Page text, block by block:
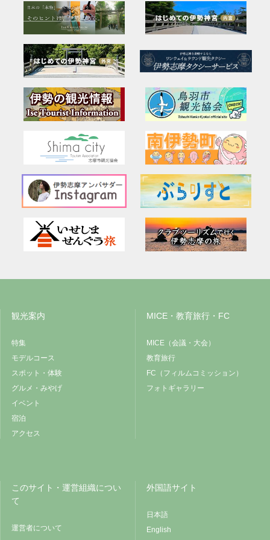
観光案内
特集
モデルコース
スポット・体験
グルメ・みやげ
イベント
宿泊
アクセス
MICE・教育旅行・FC
MICE（会議・大会）
教育旅行
FC（フィルムコミッション）
フォトギャラリー
このサイト・運営組織につい
て
運営者について
外国語サイト
日本語
English